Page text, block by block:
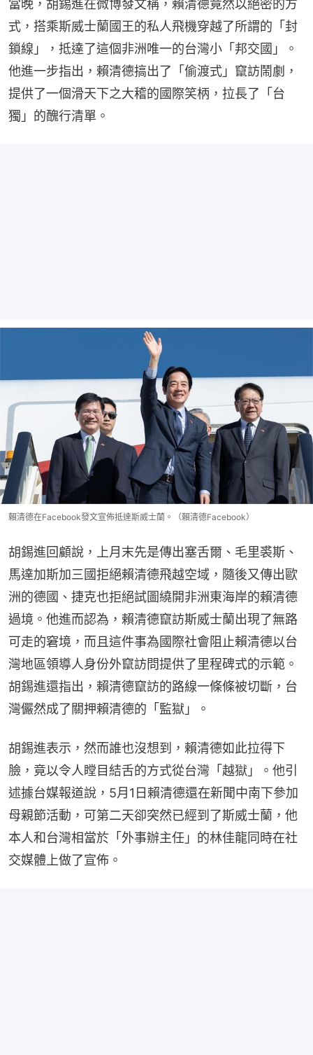
當晚，胡錫進在微博發文稱，賴清德竟然以絕密的方
式，搭乘斯威士蘭國王的私人飛機穿越了所謂的「封
鎖線」，抵達了這個非洲唯一的台灣小「邦交國」。
他進一步指出，賴清德搞出了「偷渡式」竄訪鬧劇，
提供了一個滑天下之大稽的國際笑柄，拉長了「台
獨」的醜行清單。
賴清德在Facebook發文宣佈抵達斯威士蘭。（賴清德Facebook）
胡錫進回顧說，上月末先是傳出塞舌爾、毛里裘斯、
馬達加斯加三國拒絕賴清德飛越空域，隨後又傳出歐
洲的德國、捷克也拒絕試圖繞開非洲東海岸的賴清德
過境。他進而認為，賴清德竄訪斯威士蘭出現了無路
可走的窘境，而且這件事為國際社會阻止賴清德以台
灣地區領導人身份外竄訪問提供了里程碑式的示範。
胡錫進還指出，賴清德竄訪的路線一條條被切斷，台
灣儼然成了關押賴清德的「監獄」。
胡錫進表示，然而誰也沒想到，賴清德如此拉得下
臉，竟以令人瞠目結舌的方式從台灣「越獄」。他引
述據台媒報道說，5月1日賴清德還在新聞中南下參加
母親節活動，可第二天卻突然已經到了斯威士蘭，他
本人和台灣相當於「外事辦主任」的林佳龍同時在社
交媒體上做了宣佈。